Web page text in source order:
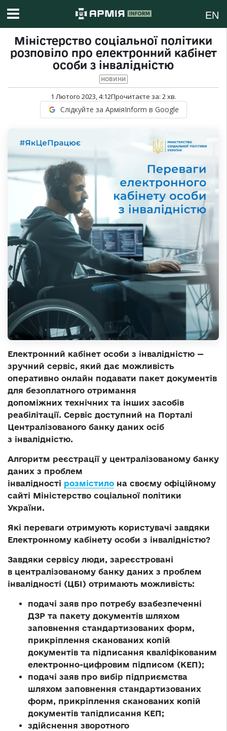
EN
Міністерство соціальної політики
розповіло про електронний кабінет
особи з інвалідністю
НОВИНИ
1 Лютого 2023, 4:12Прочитаєте за: 2хв.
Слідкуйте за АрміяInform в Google
Електронний кабінет особи з інвалідністю —
зручний сервіс, який дає можливість
оперативно онлайн подавати пакет документів
для безоплатного отримання
допоміжних технічних та інших засобів
реабілітації. Сервіс доступний на Порталі
Централізованого банку даних осіб
з інвалідністю.
Алгоритм реєстрації у централізованому банку
даних з проблем
інвалідності розмістило на своєму офіційному
сайті Міністерство соціальної політики
України.
Які переваги отримують користувачі завдяки
Електронному кабінету особи з інвалідністю?
Завдяки сервісу люди, зареєстровані
в централізованому банку даних з проблем
інвалідності (ЦБІ) отримають можливість:
подачі заяв про потребу взабезпеченні
ДЗР та пакету документів шляхом
заповнення стандартизованих форм,
прикріплення сканованих копій
документів та підписання кваліфікованим
електронно-цифровим підписом (КЕП);
подачі заяв про вибір підприємства
шляхом заповнення стандартизованих
форм, прикріплення сканованих копій
документів тапідписання КЕП;
здійснення зворотного